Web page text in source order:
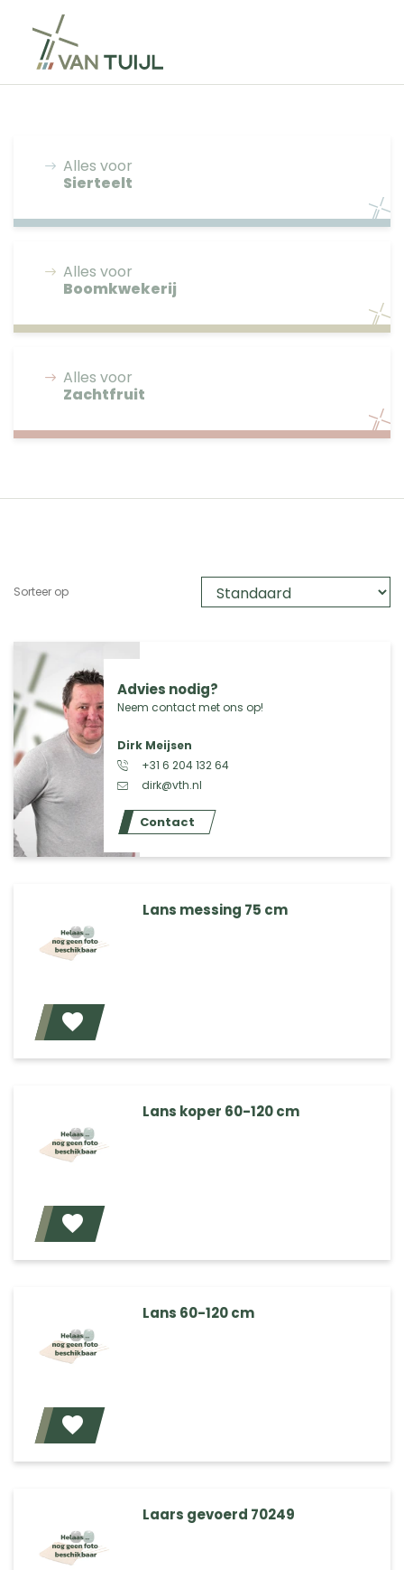
Alles voor
Sierteelt
Alles voor
Boomkwekerij
Alles voor
Zachtfruit
Sorteer op
Advies nodig?
Neem contact met ons op!
Dirk Meijsen
+31 6 204 132 64
dirk@vth.nl
Contact
Lans messing 75 cm
Lans koper 60-120 cm
Lans 60-120 cm
Laars gevoerd 70249